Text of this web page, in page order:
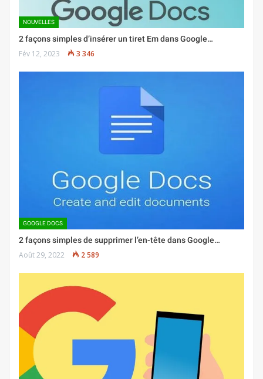
NOUVELLES
2 façons simples d’insérer un tiret Em dans Google…
Fév 12, 2023 3 346
GOOGLE DOCS
2 façons simples de supprimer l’en-tête dans Google…
Août 29, 2022 2 589